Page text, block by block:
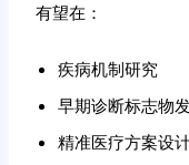
有望在：
疾病机制研究
早期诊断标志物
精准医疗方案设